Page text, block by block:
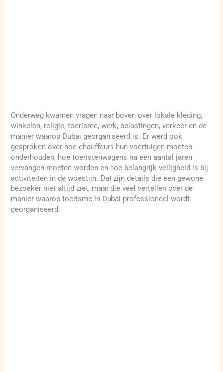
Onderweg kwamen vragen naar boven over lokale kleding,
winkelen, religie, toerisme, werk, belastingen, verkeer en de
manier waarop Dubai georganiseerd is. Er werd ook
gesproken over hoe chauffeurs hun voertuigen moeten
onderhouden, hoe toeristenwagens na een aantal jaren
vervangen moeten worden en hoe belangrijk veiligheid is bij
activiteiten in de woestijn. Dat zijn details die een gewone
bezoeker niet altijd ziet, maar die veel vertellen over de
manier waarop toerisme in Dubai professioneel wordt
georganiseerd.